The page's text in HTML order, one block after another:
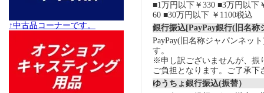
↑中古品コーナーです。
■1万円以下￥330 ■3万円以下
60 ■30万円以下 ￥1100税込
銀行振込[PayPay銀行(旧名称
PayPay(旧名称ジャパンネッ
す。
※申し訳ございませんが、振
ご負担となります。ご了承下
ゆうちょ銀行振込(振替）